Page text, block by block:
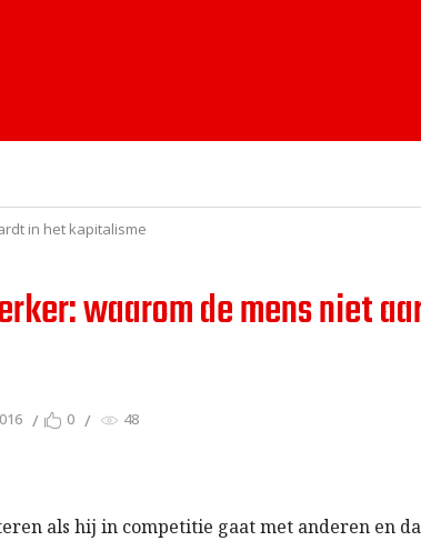
in het kapitalisme
waarom de mens niet
0 48
als hij in competitie gaat met anderen en